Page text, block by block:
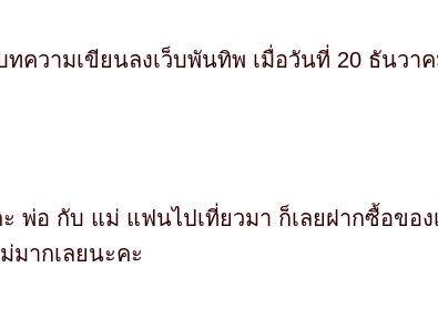
ความเขียนลงเว็บพันทิพ เมื่อวันที่ 20 ธันวา
พ่อ กับ แม่ แฟนไปเที่ยวมา ก็เลยฝากซื้อของ
มากเลยนะคะ